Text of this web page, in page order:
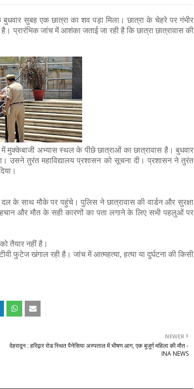
बुधवार सुबह एक छात्रा का शव पड़ा मिला। छात्रा के चेहरे पर गंभीर
प्रारंभिक जांच में आशंका जताई जा रही है कि छात्रा छात्रावास की
में मुक्केबाजी अभ्यास स्थल के पीछे छात्राओं का छात्रावास है। बुधवार
उसने तुरंत महाविद्यालय प्रशासन को सूचना दी। प्रशासन ने तुरंत
के साथ मौके पर पहुंचे। पुलिस ने छात्रावास की वार्डन और सुरक्षा
और मौत के सही कारणों का पता लगाने के लिए सभी पहलुओं पर
तैयार नहीं है।
फुटेज खंगाल रही है। जांच में आत्महत्या, हत्या या दुर्घटना की किसी
NEWER
देहरादून : हरिद्वार रोड स्थित पैनेसिया अस्पताल में भीषण आग, एक बुजुर्ग महिला की मौत -
INA NEWS